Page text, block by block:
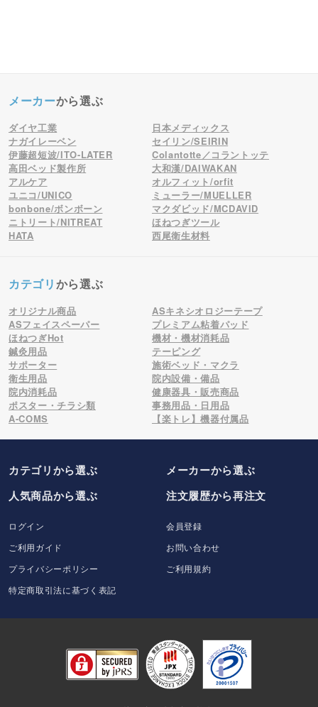
メーカーから選ぶ
ダイヤ工業
日本メディックス
ナガイレーベン
セイリン/SEIRIN
伊藤超短波/ITO-LATER
Colantotte／コラントッテ
高田ベッド製作所
大和漢/DAIWAKAN
アルケア
オルフィット/orfit
ユニコ/UNICO
ミューラー/MUELLER
bonbone/ボンボーン
マクダビッド/MCDAVID
ニトリート/NITREAT
ほねつぎツール
HATA
西尾衛生材料
カテゴリから選ぶ
オリジナル商品
ASキネシオロジーテープ
ASフェイスペーパー
プレミアム粘着パッド
ほねつぎHot
機材・機材消耗品
鍼灸用品
テーピング
サポーター
施術ベッド・マクラ
衛生用品
院内設備・備品
院内消耗品
健康器具・販売商品
ポスター・チラシ類
事務用品・日用品
A-COMS
【楽トレ】機器付属品
カテゴリから選ぶ メーカーから選ぶ
人気商品から選ぶ
注文履歴から再注文
ログイン
会員登録
ご利用ガイド
お問い合わせ
プライバシーポリシー
ご利用規約
特定商取引法に基づく表記